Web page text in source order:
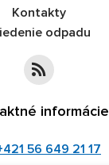
Kontakty
odpadu
informácie
56 649 21 17